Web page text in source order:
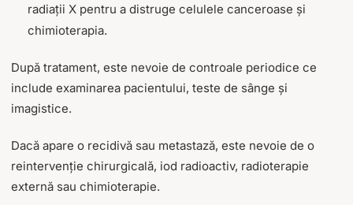
radiații X pentru a distruge celulele canceroase și
chimioterapia.
După tratament, este nevoie de controale periodice ce
include examinarea pacientului, teste de sânge și
imagistice.
Dacă apare o recidivă sau metastază, este nevoie de o
reintervenție chirurgicală, iod radioactiv, radioterapie
externă sau chimioterapie.